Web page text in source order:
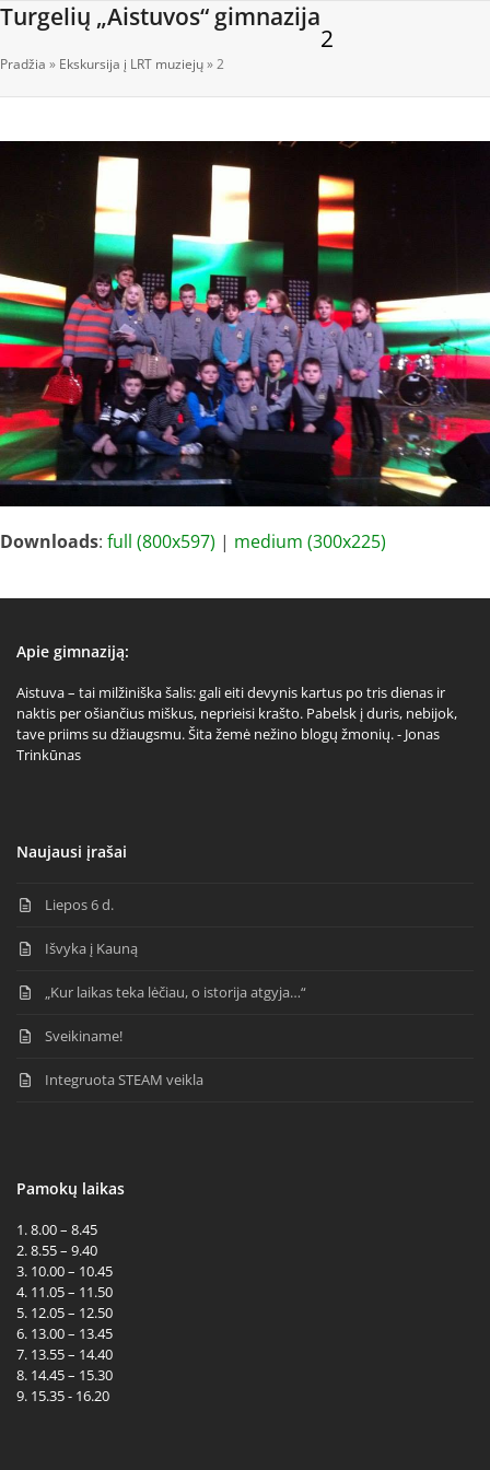
Skip
content
Turgelių „Aistuvos“ gimnazija
Open
mobile
Close
mobile
2
Pradžia » Ekskursija į LRT muziejų»2
Downloads: full (800x597) | medium (300x225)
Apie gimnaziją:
Aistuva – tai milžiniška šalis: gali eiti devynis kartus po tris dienas ir
naktis per ošiančius miškus, neprieisi krašto. Pabelsk į duris, nebijok,
tave priims su džiaugsmu. Šita žemė nežino blogų žmonių. - Jonas
Trinkūnas
Naujausi įrašai
Liepos 6 d.
Išvyka į Kauną
„Kur laikas teka lėčiau, o istorija atgyja…“
Sveikiname!
Integruota STEAM veikla
Pamokų laikas
1. 8.00 – 8.45
2. 8.55 – 9.40
3. 10.00 – 10.45
4. 11.05 – 11.50
5. 12.05 – 12.50
6. 13.00 – 13.45
7. 13.55 – 14.40
8. 14.45 – 15.30
9. 15.35 - 16.20